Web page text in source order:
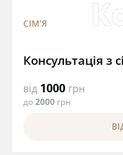
СІМ'Я
Консультація з
від 1000 грн
до2000 грн